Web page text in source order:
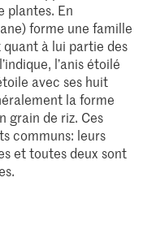
plantes. En
forme une famille
quant à lui partie des
l’anis étoilé
avec ses huit
la forme
grain de riz. Ces
communs: leurs
et toutes deux sont